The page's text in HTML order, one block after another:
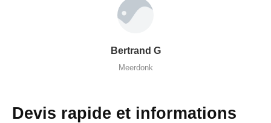
Bertrand G
Meerdonk
Devis rapide et informations